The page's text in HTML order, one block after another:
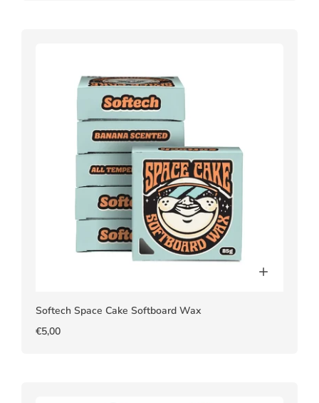
Softech Space Cake Softboard Wax
€5,00